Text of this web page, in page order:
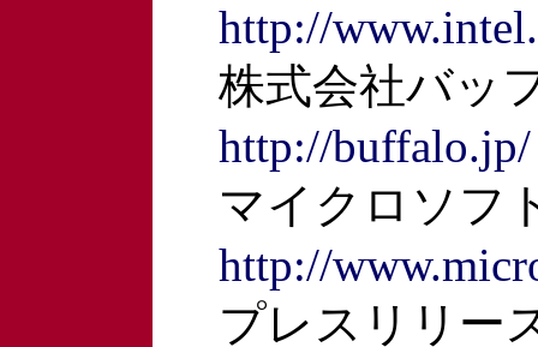
http://
株式会社バッ
http://buffalo.jp/
マイクロソフ
http://
プレスリリー